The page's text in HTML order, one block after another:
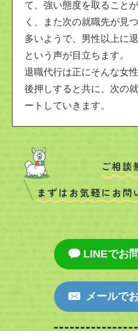
て、強い態度を取ること
く、また次の就職先が見
多いようで、男性以上に
という声が目立ちます。
退職代行は正にそんな女
後押しすると共に、次の
ートしていきます。
ご相談
まずはお気軽にお問
LINEでお
メールで